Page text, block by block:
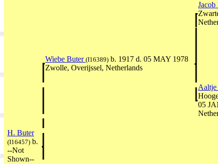
Wiebe Buter (I16389) b. 1917 d. 05 MAY 1978
Zwolle, Overijssel, Netherlands
05
H. Buter
(I16457) b.
--Not
Shown--